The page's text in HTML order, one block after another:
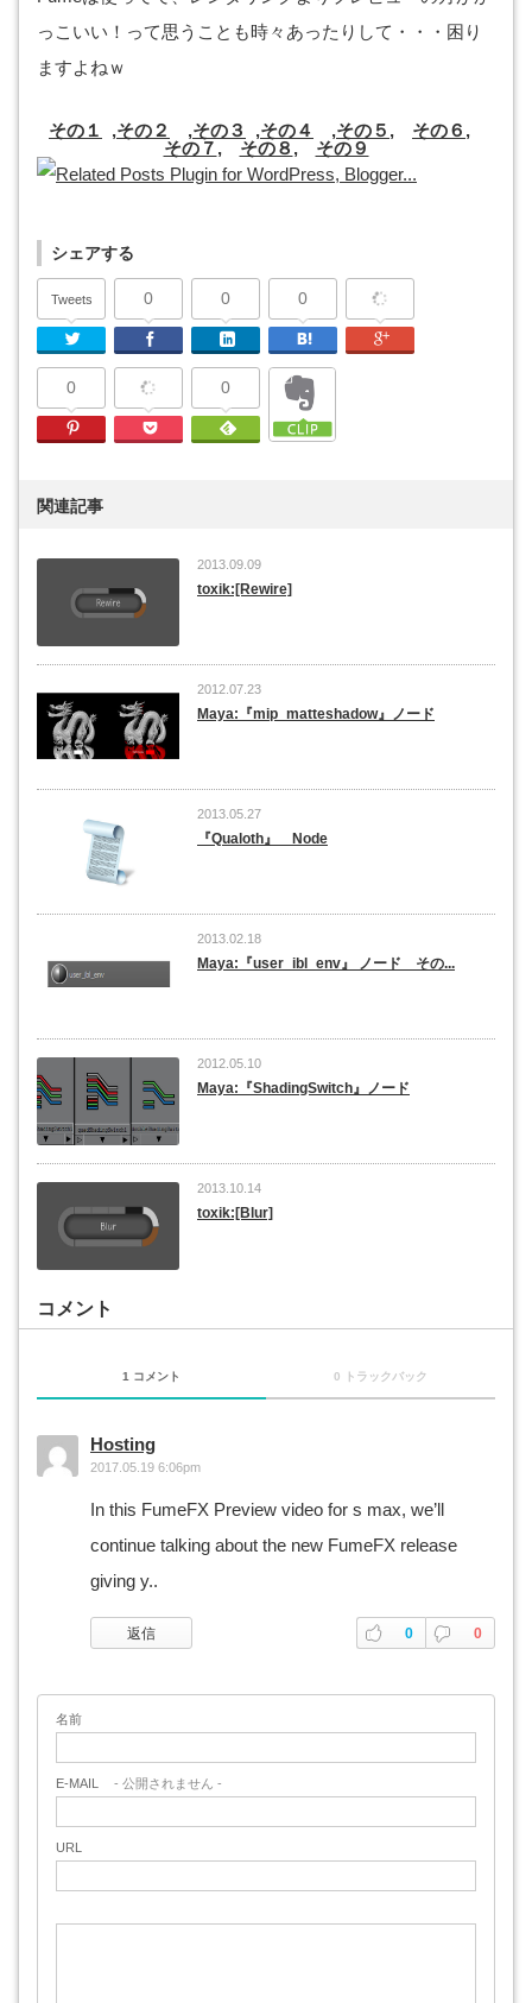
っこいい！って思うことも時々あったりして・・・困り
ますよねｗ
その１ ,その２ ,その３ ,その４ ,その５ , その６ ,
その７ , その８ , その９
シェアする
Tweets
Twitter
0
Facebook
0
Linkedin
0
はてなブックマーク
0
Pinterest Pocket
0
Feedly
関連記事
2013.09.09
toxik:[Rewire]
2012.07.23
Maya:『mip_matteshadow』ノード
2013.05.27
『Qualoth』 Node
2013.02.18
Maya:『user_ibl_env』 ノード その...
2012.05.10
Maya:『ShadingSwitch』ノード
2013.10.14
toxik:[Blur]
コメント
1 コメント 0 トラックバック
Hosting
2017.05.19 6:06pm
In this FumeFX Preview video for s max, we’ll
continue talking about the new FumeFX release
giving y..
返信 0 0
名前
E-MAIL - 公開されません -
URL